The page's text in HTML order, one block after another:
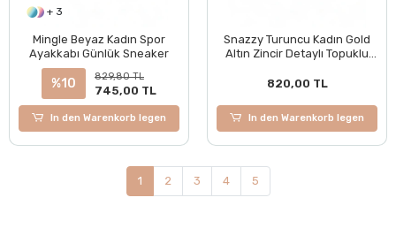
+ 3
Mingle Beyaz Kadın Spor
Ayakkabı Günlük Sneaker
%10 829,80 TL
745,00 TL
In den Warenkorb legen
Snazzy Turuncu Kadın Gold
Altın Zincir Detaylı Topuklu
820,00 TL
In den Warenkorb legen
1 2 3 4 5